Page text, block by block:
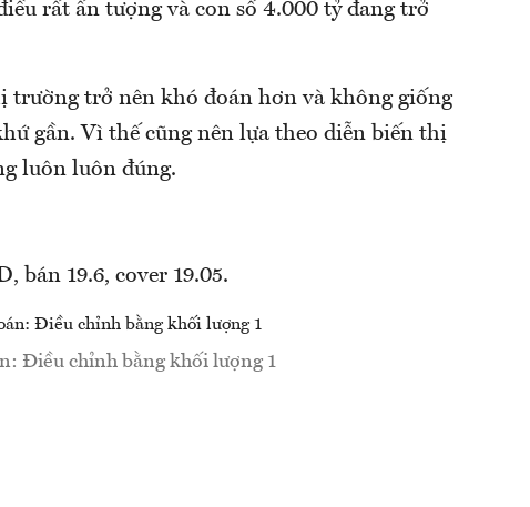
rất ấn tượng và con số 4.000 tỷ đang trở
trường trở nên khó đoán hơn và không giống
gần. Vì thế cũng nên lựa theo diễn biến thị
luôn luôn đúng.
bán 19.6, cover 19.05.
Điều chỉnh bằng khối lượng 1